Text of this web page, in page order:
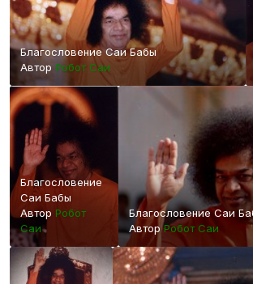
Благословение Саи Бабы
Автор Робот Саи
Благословение
Саи Бабы
Автор Робот
Саи
Благословение Саи
АвторРобот Саи